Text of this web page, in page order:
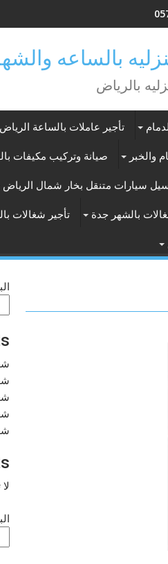
بالرياض
تأجير عاملات بالساعة الرياض
والخبر صيانة وتركيب مكيفات
سيارات متنقل بخار شمال الرياض
بالشهر جدة تأجير شغالات